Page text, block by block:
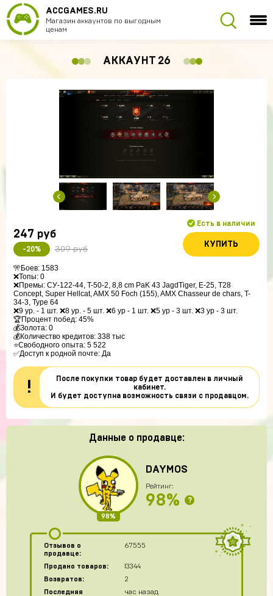
ACCGAMES.RU
Магазин аккаунтов по выгодным
ценам
АККАУНТ 26
247 руб
-20% 309 руб
Есть в наличии
КУПИТЬ
🎌Боев: 1583
❌Топы: 0
❌Премы: СУ-122-44, T-50-2, 8,8 cm PaK 43 JagdTiger, E-25, T28
Concept, Super Hellcat, AMX 50 Foch (155), AMX Chasseur de chars, T-
34-3, Type 64
❌9 ур. - 1 шт. ❌8 ур. - 5 шт. ❌6 ур - 1 шт. ❌5 ур - 3 шт. ❌3 ур - 3 шт.
🏆Процент побед: 45%
💰Золота: 0
💰Количество кредитов: 338 тыс
⭐Свободного опыта: 5 522
✅Доступ к родной почте: Да
!
После покупки товар будет доставлен в личный
кабинет.
И будет доступна возможность связи с продавцом.
Данные о продавце:
98%
DAYMOS
Рейтинг:
98% ?
Отзывов о
продавце:
67555
Продано товаров:
13344
Возвратов:
2
Последняя
час назад